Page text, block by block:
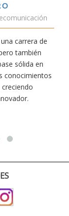
Doble Grado
permitido
vida diaria.
parte de mi
salvamento y
teleco ha sido
que he tomado.